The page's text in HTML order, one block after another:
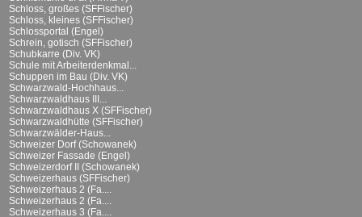
Schloss, großes (SFFischer)
Schloss, kleines (SFFischer)
Schlossportal (Engel)
Schrein, gotisch (SFFischer)
Schubkarre (Div. VK)
Schule mit Arbeiterdenkmal...
Schuppen im Bau (Div. VK)
Schwarzwald-Hochhaus...
Schwarzwaldhaus III...
Schwarzwaldhaus X (SFFischer)
Schwarzwaldhütte (SFFischer)
Schwarzwälder-Haus...
Schweizer Dorf (Schowanek)
Schweizer Fassade (Engel)
Schweizerdorf II (Schowanek)
Schweizerhaus (SFFischer)
Schweizerhaus 2 (Fa....
Schweizerhaus 2 (Fa....
Schweizerhaus 3 (Fa....